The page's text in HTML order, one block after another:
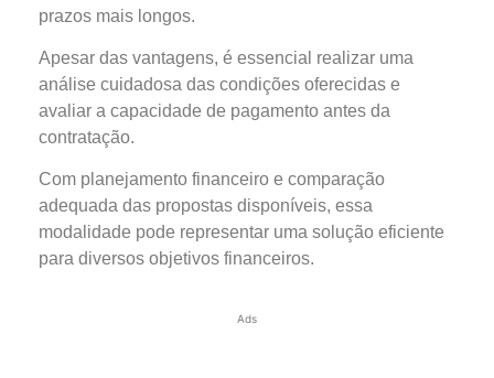
prazos mais longos.
Apesar das vantagens, é essencial realizar uma
análise cuidadosa das condições oferecidas e
avaliar a capacidade de pagamento antes da
contratação.
Com planejamento financeiro e comparação
adequada das propostas disponíveis, essa
modalidade pode representar uma solução eficiente
para diversos objetivos financeiros.
Ads